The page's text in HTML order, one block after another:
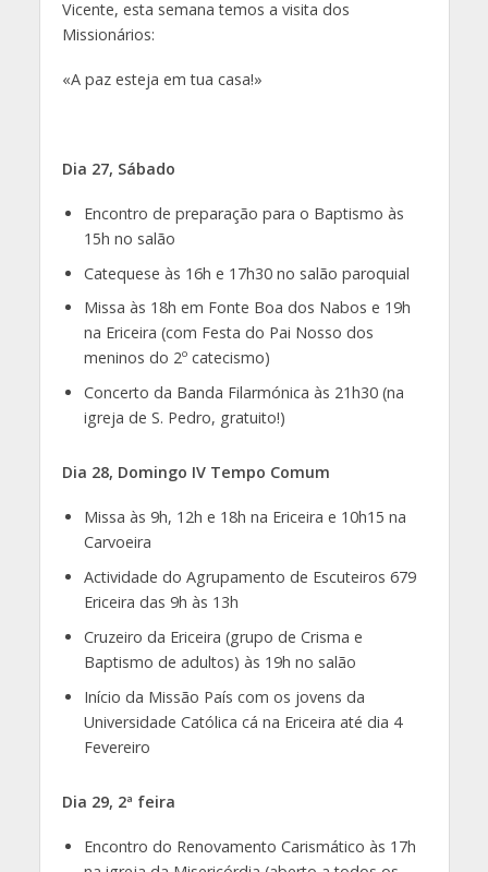
Vicente, esta semana temos a visita dos
Missionários:
«A paz esteja em tua casa!»
Dia 27, Sábado
Encontro de preparação para o Baptismo às
15h no salão
Catequese às 16h e 17h30 no salão paroquial
Missa às 18h em Fonte Boa dos Nabos e 19h
na Ericeira (com Festa do Pai Nosso dos
meninos do 2º catecismo)
Concerto da Banda Filarmónica às 21h30 (na
igreja de S. Pedro, gratuito!)
Dia 28, Domingo IV Tempo Comum
Missa às 9h, 12h e 18h na Ericeira e 10h15 na
Carvoeira
Actividade do Agrupamento de Escuteiros 679
Ericeira das 9h às 13h
Cruzeiro da Ericeira (grupo de Crisma e
Baptismo de adultos) às 19h no salão
Início da Missão País com os jovens da
Universidade Católica cá na Ericeira até dia 4
Fevereiro
Dia 29, 2ª feira
Encontro do Renovamento Carismático às 17h